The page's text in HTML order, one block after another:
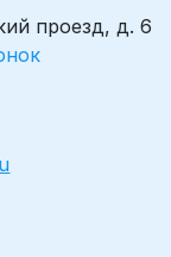
проезд, д. 6